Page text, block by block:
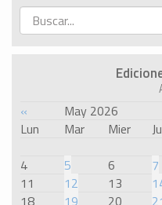
« May 2026
Lun
Mar Mier
4
5 6 7
11
12 13